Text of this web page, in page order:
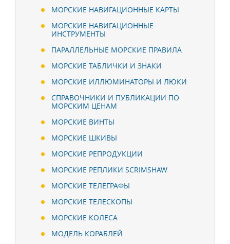
МОРСКИЕ НАВИГАЦИОННЫЕ КАРТЫ
МОРСКИЕ НАВИГАЦИОННЫЕ
ИНСТРУМЕНТЫ
ПАРАЛЛЕЛЬНЫЕ МОРСКИЕ ПРАВИЛА
МОРСКИЕ ТАБЛИЧКИ И ЗНАКИ
МОРСКИЕ ИЛЛЮМИНАТОРЫ И ЛЮКИ
СПРАВОЧНИКИ И ПУБЛИКАЦИИ ПО
МОРСКИМ ЦЕНАМ
МОРСКИЕ ВИНТЫ
МОРСКИЕ ШКИВЫ
МОРСКИЕ РЕПРОДУКЦИИ
МОРСКИЕ РЕПЛИКИ SCRIMSHAW
МОРСКИЕ ТЕЛЕГРАФЫ
МОРСКИЕ ТЕЛЕСКОПЫ
МОРСКИЕ КОЛЕСА
МОДЕЛЬ КОРАБЛЕЙ